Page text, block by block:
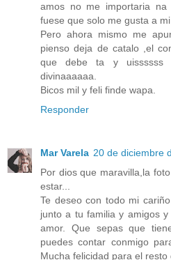
amos no me importaria
fuese que solo me gusta a
Pero ahora mismo me
pienso deja de catalo ,el
que debe ta y uissssss
divinaaaaaa.
Bicos mil y feli finde wapa.
Responder
Mar Varela 20 de diciembre
Por dios que maravilla,la
estar...
Te deseo con todo mi
junto a tu familia y amigos
amor. Que sepas que
puedes contar conmigo
Mucha felicidad para el resto